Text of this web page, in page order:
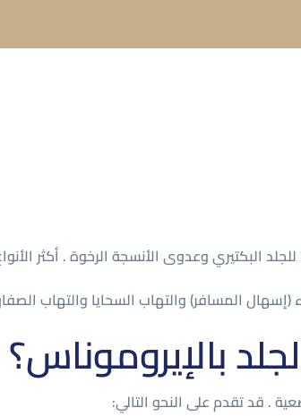
البكتيري وعدوى الأنسجة الرخوة . أكثر
(إسهال المسافر) والتهاب السحايا والتهاب
بالإيروموناس؟
. قد تقدم على النحو التالي: